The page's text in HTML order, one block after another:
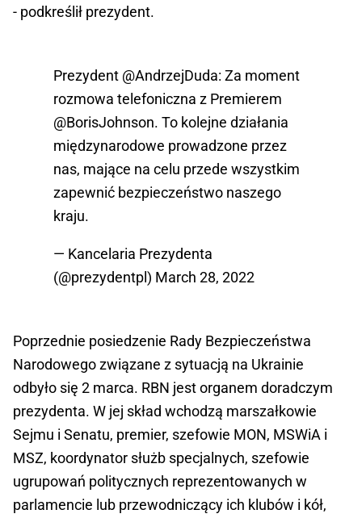
- podkreślił prezydent.
Prezydent @AndrzejDuda: Za moment
rozmowa telefoniczna z Premierem
@BorisJohnson. To kolejne działania
międzynarodowe prowadzone przez
nas, mające na celu przede wszystkim
zapewnić bezpieczeństwo naszego
kraju.
— Kancelaria Prezydenta
(@prezydentpl) March 28, 2022
Poprzednie posiedzenie Rady Bezpieczeństwa
Narodowego związane z sytuacją na Ukrainie
odbyło się 2 marca. RBN jest organem doradczym
prezydenta. W jej skład wchodzą marszałkowie
Sejmu i Senatu, premier, szefowie MON, MSWiA i
MSZ, koordynator służb specjalnych, szefowie
ugrupowań politycznych reprezentowanych w
parlamencie lub przewodniczący ich klubów i kół,